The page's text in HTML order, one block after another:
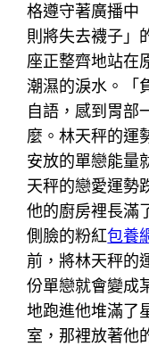
格遵守著廣播中
則將失去襪子」
座正整齊地站在
潮濕的淚水。「
自語，感到胃部
麼。林天秤的運
安放的單戀能量
天秤的戀愛運勢
他的廚房裡長滿
側臉的粉紅包養
前，將林天秤的
份單戀就會變成
地跑進他堆滿了
室，那裡放著他